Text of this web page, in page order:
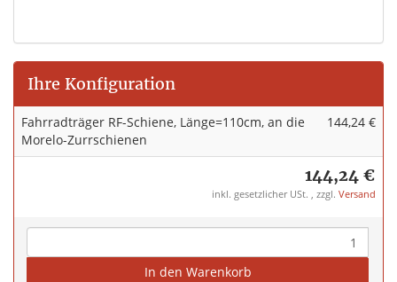
Ihre Konfiguration
Fahrradträger RF-Schiene, Länge=110cm, an die
Morelo-Zurrschienen
144,24 €
144,24 €
inkl. gesetzlicher USt. , zzgl. Versand
In den Warenkorb